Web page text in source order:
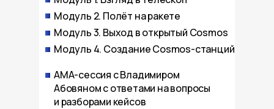
Модуль 2. Полёт на ракете
Модуль 3. Выход в открытый Cosmos
Модуль 4. Создание Cosmos-станций
АМА-сессия с Владимиром
Абовяном с ответами на вопросы
и разборами кейсов